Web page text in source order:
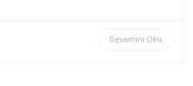
Devamını Oku